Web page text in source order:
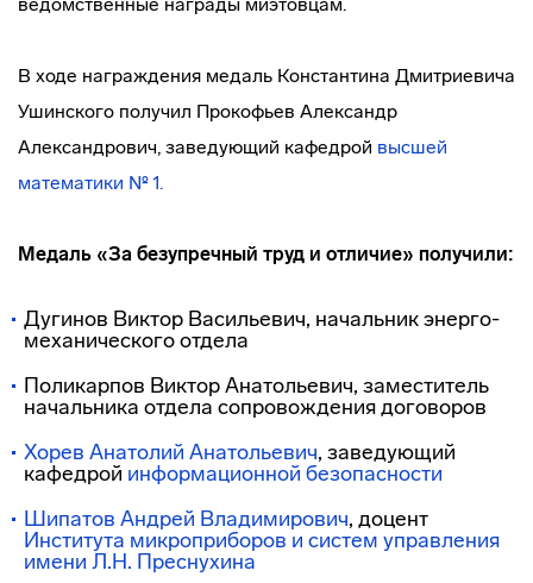
В ходе награждения медаль Константина Дмитриевича
Ушинского получил Прокофьев Александр
Александрович, заведующий кафедрой высшей
математики № 1.
Медаль «За безупречный труд и отличие» получили:
Дугинов Виктор Васильевич, начальник энерго-
механического отдела
Поликарпов Виктор Анатольевич, заместитель
начальника отдела сопровождения договоров
Хорев Анатолий Анатольевич, заведующий
кафедрой информационной безопасности
Шипатов Андрей Владимирович, доцент
Института микроприборов и систем управления
имени Л.Н. Преснухина